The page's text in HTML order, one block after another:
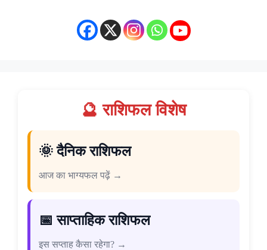
🔮 राशिफल विशेष
🌞 दैनिक राशिफल
आज का भाग्यफल पढ़ें →
📅 साप्ताहिक राशिफल
इस सप्ताह कैसा रहेगा? →